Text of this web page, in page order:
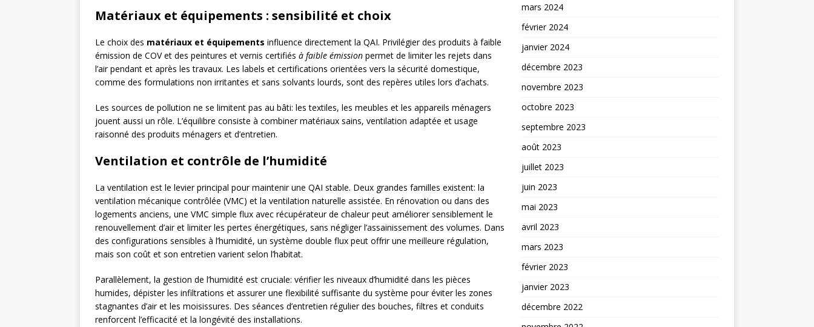
Matériaux et équipements : sensibilité et choix
Le choix des matériaux et équipements influence directement la QAI. Privilégier des produits à faible
émission de COV et des peintures et vernis certifiés à faible émission permet de limiter les rejets dans
l’air pendant et après les travaux. Les labels et certifications orientées vers la sécurité domestique,
comme des formulations non irritantes et sans solvants lourds, sont des repères utiles lors d’achats.
Les sources de pollution ne se limitent pas au bâti: les textiles, les meubles et les appareils ménagers
jouent aussi un rôle. L’équilibre consiste à combiner matériaux sains, ventilation adaptée et usage
raisonné des produits ménagers et d’entretien.
Ventilation et contrôle de l’humidité
La ventilation est le levier principal pour maintenir une QAI stable. Deux grandes familles existent: la
ventilation mécanique contrôlée (VMC) et la ventilation naturelle assistée. En rénovation ou dans des
logements anciens, une VMC simple flux avec récupérateur de chaleur peut améliorer sensiblement le
renouvellement d’air et limiter les pertes énergétiques, sans négliger l’assainissement des volumes. Dans
des configurations sensibles à l’humidité, un système double flux peut offrir une meilleure régulation,
mais son coût et son entretien varient selon l’habitat.
Parallèlement, la gestion de l’humidité est cruciale: vérifier les niveaux d’humidité dans les pièces
humides, dépister les infiltrations et assurer une flexibilité suffisante du système pour éviter les zones
stagnantes d’air et les moisissures. Des séances d’entretien régulier des bouches, filtres et conduits
renforcent l’efficacité et la longévité des installations.
mars 2024
février 2024
janvier 2024
décembre 2023
novembre 2023
octobre 2023
septembre 2023
août 2023
juillet 2023
juin 2023
mai 2023
avril 2023
mars 2023
février 2023
janvier 2023
décembre 2022